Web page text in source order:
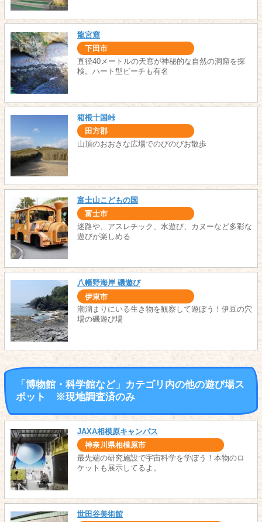
龍宮窟
下田市
直径40メートルの天窓が神秘的な自然の洞窟を探
検。ハート型ビーチも有名
箱根十国峠
田方郡
山頂のおおきな広場でのびのびお散歩
富士山こどもの国
富士市
迷路や、アスレチック、水遊び、カヌーなど多彩な
遊びが楽しめる
八幡野海岸 磯遊び
伊東市
潮溜まりにいる生き物を観察して遊ぼう！伊豆の穴
場の磯遊び場
「博物館・科学館など」カテゴリ内の他の遊び場ス
ポット ※現地調査済のみ
JAXA相模原キャンパス
神奈川県相模原市
最先端の研究施設で宇宙科学を学ぼう！本物のロ
ケットも展示してるよ。
世田谷美術館